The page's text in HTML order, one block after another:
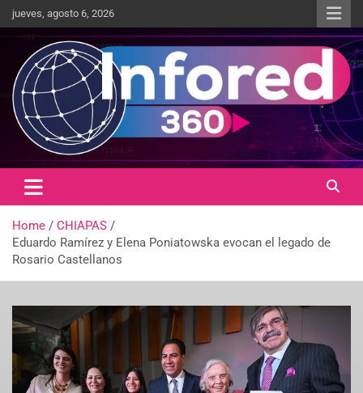
jueves, agosto 6, 2026
infored360.mx
Un giro en la información
Home
CHIAPAS
Eduardo Ramírez y Elena Poniatowska evocan el legado de
Rosario Castellanos